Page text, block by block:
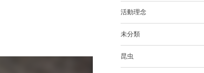
活動理念
未分類
昆虫